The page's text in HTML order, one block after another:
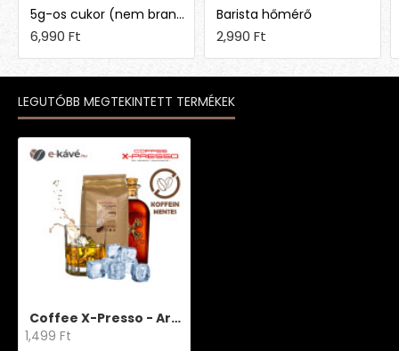
5g-os cukor (nem brandingelt)
6,990 Ft
Barista hőmérő
2,990 Ft
LEGUTÓBB MEGTEKINTETT TERMÉKEK
Coffee X-Presso - Aroma Decaff Rum
1,499 Ft